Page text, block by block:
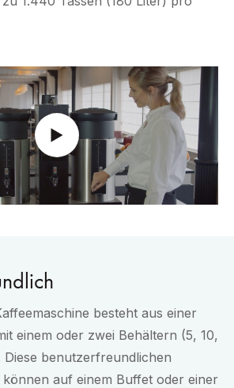
besteht aus einer
einem oder zwei Behältern (5, 10,
benutzerfreundlichen
können auf einem Buffet oder einer